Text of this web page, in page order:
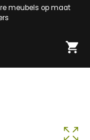
meubels op maat